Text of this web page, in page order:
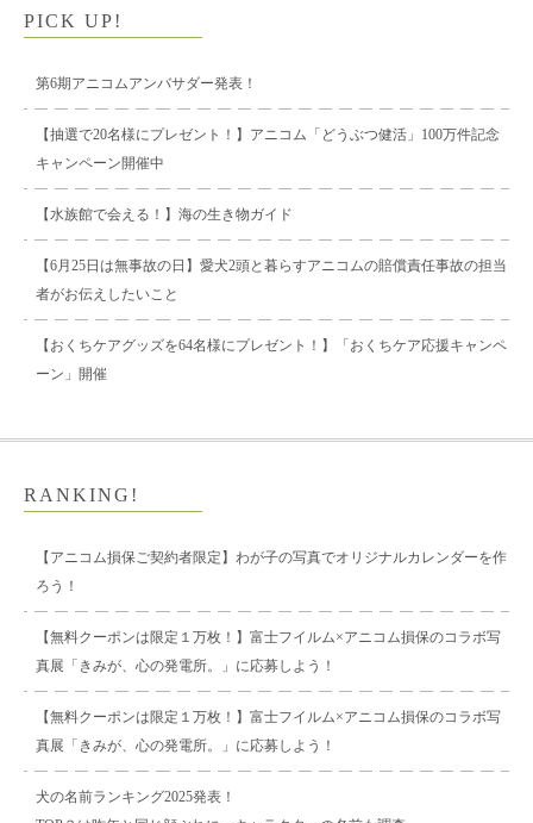
PICK UP!
第6期アニコムアンバサダー発表！
【抽選で20名様にプレゼント！】アニコム「どうぶつ健活」100万件記念
キャンペーン開催中
【水族館で会える！】海の生き物ガイド
【6月25日は無事故の日】愛犬2頭と暮らすアニコムの賠償責任事故の担当
者がお伝えしたいこと
【おくちケアグッズを64名様にプレゼント！】「おくちケア応援キャンペ
ーン」開催
RANKING!
【アニコム損保ご契約者限定】わが子の写真でオリジナルカレンダーを作
ろう！
【無料クーポンは限定１万枚！】富士フイルム×アニコム損保のコラボ写
真展「きみが、心の発電所。」に応募しよう！
【無料クーポンは限定１万枚！】富士フイルム×アニコム損保のコラボ写
真展「きみが、心の発電所。」に応募しよう！
犬の名前ランキング2025発表！